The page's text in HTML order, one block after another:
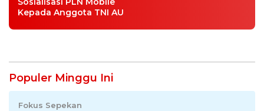
Kepada Anggota TNI AU
Populer Minggu Ini
Fokus Sepekan